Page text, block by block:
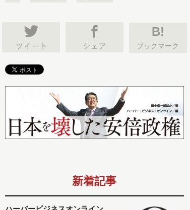
B!
ブックマーク
新着記事